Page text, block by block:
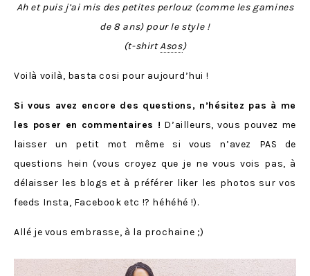
Ah et puis j’ai mis des petites perlouz (comme les gamines
de 8 ans) pour le style !
(t-shirtAsos)
Voilà voilà, basta cosi pour aujourd’hui !
Si vous avez encore des questions, n’hésitez pas à me
les poser en commentaires ! D’ailleurs, vous pouvez me
laisser un petit mot même si vous n’avez PAS de
questions hein (vous croyez que je ne vous vois pas, à
délaisser les blogs et à préférer liker les photos sur vos
feeds Insta, Facebook etc !? héhéhé !).
Allé je vous embrasse, à la prochaine ;)